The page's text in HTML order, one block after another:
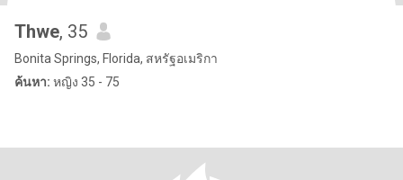
Thwe, 35
Bonita Springs, Florida, สหรัฐอเมริกา
ค้นหา: หญิง 35 - 75